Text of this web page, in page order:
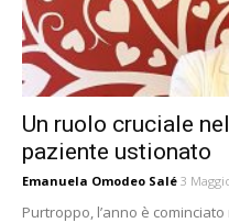
Un ruolo cruciale
paziente ustionato
Emanuela Omodeo Salé 3
Purtroppo, l’anno è